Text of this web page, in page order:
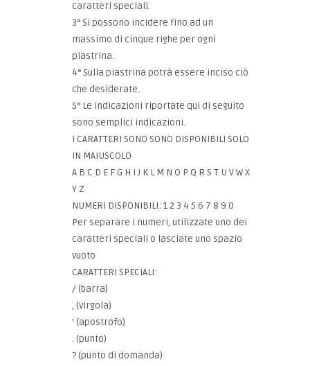
caratteri speciali.
3° Si possono incidere fino ad un
massimo di cinque righe per ogni
piastrina.
4° Sulla piastrina potrà essere inciso ciò
che desiderate.
5° Le indicazioni riportate qui di seguito
sono semplici indicazioni.
I CARATTERI SONO SONO DISPONIBILI SOLO
IN MAIUSCOLO
A B C D E F G H I J K L M N O P Q R S T U V W X
Y Z
NUMERI DISPONIBILI: 1 2 3 4 5 6 7 8 9 0
Per separare i numeri, utilizzate uno dei
caratteri speciali o lasciate uno spazio
vuoto
CARATTERI SPECIALI:
/ (barra)
, (virgola)
' (apostrofo)
. (punto)
? (punto di domanda)